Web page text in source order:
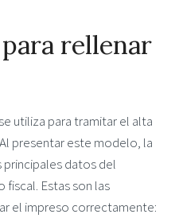
rellenar
utiliza para tramitar el alta
presentar este modelo, la
datos del
Estas son las
el impreso correctamente: